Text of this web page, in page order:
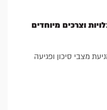
וצרכים מיוחדים
מצבי סיכון ופגיעה